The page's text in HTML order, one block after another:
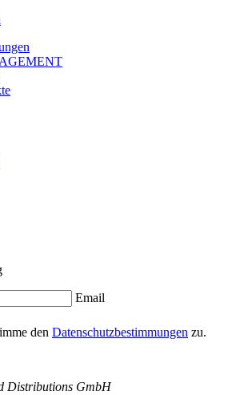
Email
den Datenschutzbestimmungen zu.
Distributions GmbH